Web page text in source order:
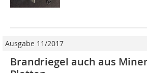
Ausgabe 11/2017
Brandriegel auch aus